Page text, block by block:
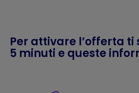
Per attivare l’offerta ti
5 minuti e queste